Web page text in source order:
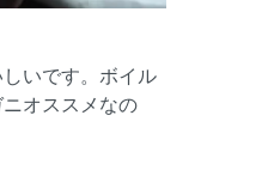
いです。ボイル
オススメなの